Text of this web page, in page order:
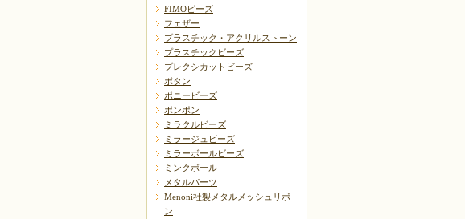
FIMOビーズ
フェザー
プラスチック・アクリルストーン
プラスチックビーズ
プレクシカットビーズ
ボタン
ポニービーズ
ポンポン
ミラクルビーズ
ミラージュビーズ
ミラーボールビーズ
ミンクボール
メタルパーツ
Menoni社製メタルメッシュリボ
ン